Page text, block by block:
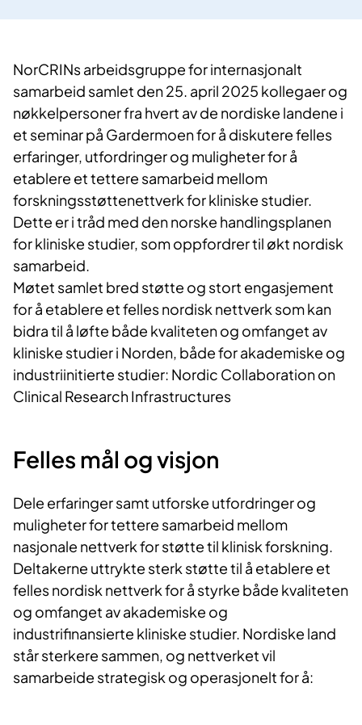
NorCRINs arbeidsgruppe for internasjonalt
samarbeid samlet den 25. april 2025 kollegaer og
nøkkelpersoner fra hvert av de nordiske landene i
et seminar på Gardermoen for å diskutere felles
erfaringer, utfordringer og muligheter for å
etablere et tettere samarbeid mellom
forskningsstøttenettverk for kliniske studier.
Dette er i tråd med den norske handlingsplanen
for kliniske studier, som oppfordrer til økt nordisk
samarbeid.
Møtet samlet bred støtte og stort engasjement
for å etablere et felles nordisk nettverk som kan
bidra til å løfte både kvaliteten og omfanget av
kliniske studier i Norden, både for akademiske og
industriinitierte studier: Nordic Collaboration on
Clinical Research Infrastructures
Felles mål og visjon
Dele erfaringer samt utforske utfordringer og
muligheter for tettere samarbeid mellom
nasjonale nettverk for støtte til klinisk forskning.
Deltakerne uttrykte sterk støtte til å etablere et
felles nordisk nettverk for å styrke både kvaliteten
og omfanget av akademiske og
industrifinansierte kliniske studier. Nordiske land
står sterkere sammen, og nettverket vil
samarbeide strategisk og operasjonelt for å: